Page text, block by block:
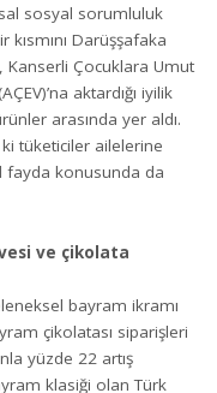
sosyal sorumluluk
Darüşşafaka
Kanserli Çocuklara Umut
aktardığı iyilik
arasında yer aldı.
tüketiciler ailelerine
fayda konusunda da
ve çikolata
bayram ikramı
çikolatası siparişleri
yüzde 22 artış
klasiği olan Türk